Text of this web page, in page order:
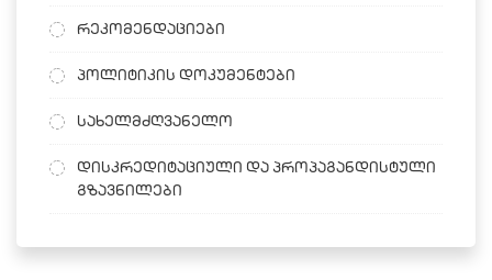
რეკომენდაციები
პოლიტიკის დოკუმენტები
სახელმძღვანელო
დისკრედიტაციული და პროპაგანდისტული
გზავნილები